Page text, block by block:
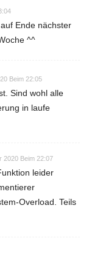
Ende nächster
^^
Beim 22:05
Sind wohl alle
in laufe
2020 Beim 22:07
leider
Overload. Teils